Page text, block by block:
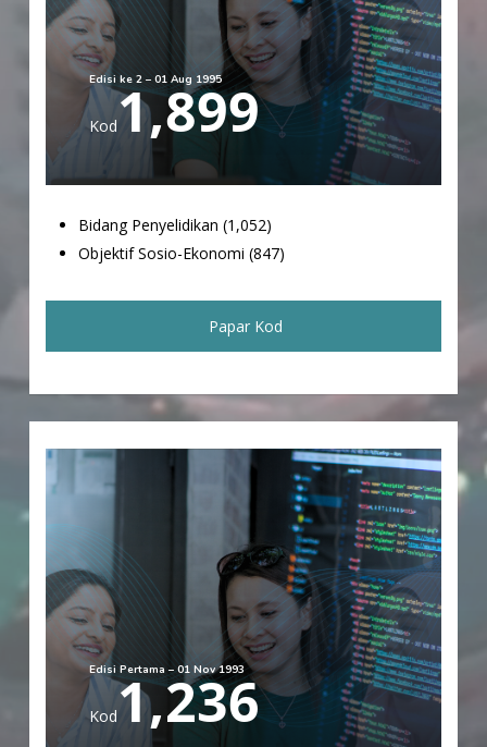
Edisi ke 2 – 01 Aug 1995
Kod1,899
Bidang Penyelidikan (1,052)
Objektif Sosio-Ekonomi (847)
Papar Kod
Edisi Pertama – 01 Nov 1993
Kod1,236